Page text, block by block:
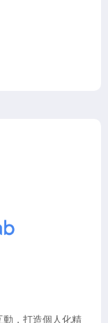
動，打造個人化精